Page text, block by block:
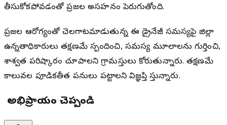
తీసుకోకపోవడంతో ప్రజల అసహనం పెరుగుతోంది.
ప్రజల ఆరోగ్యంతో చెలగాటమాడుతున్న ఈ డ్రైనేజీ సమస్యపై జిల్లా
ఉన్నతాధికారులు తక్షణమే స్పందించి, సమస్య మూలాలను గుర్తించి,
శాశ్వత పరిష్కారం చూపాలని గ్రామస్తులు కోరుతున్నారు. తక్షణమే
కాలువల పూడికతీత పనులు చేపట్టాలని విజ్ఞప్తి చేస్తున్నారు.
మీ అభిప్రాయం చెప్పండి